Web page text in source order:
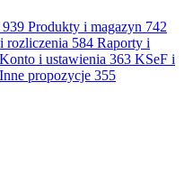
939 Produkty i magazyn 742
rozliczenia 584 Raporty i
Konto i ustawienia 363 KSeF i
Inne propozycje 355